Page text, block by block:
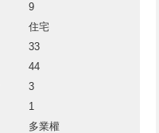
9
住宅
33
44
3
1
多業權